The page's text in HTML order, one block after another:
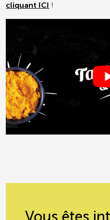
cliquant ICI !